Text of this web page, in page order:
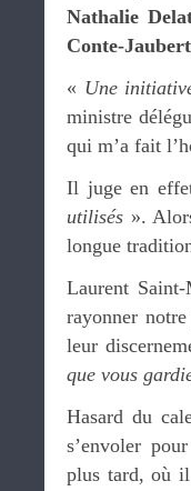
Nathalie
Conte-Jaubert
« Une
ministre
qui m’a fait
Il juge en
utilisés ».
longue
Laurent
rayonner
leur
que vous
Hasard du
s’envoler
plus tard, où